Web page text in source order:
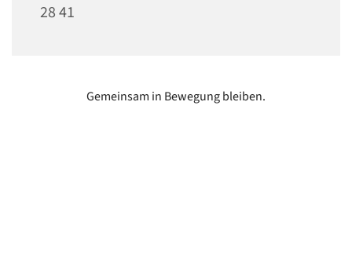
28 41
Gemeinsam in Bewegung bleiben.